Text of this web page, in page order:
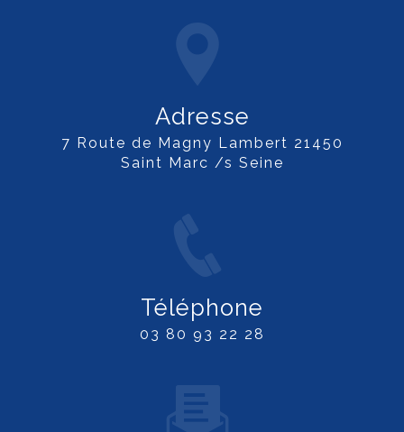
Adresse
7 Route de Magny Lambert 21450
Saint Marc /s Seine
Téléphone
03 80 93 22 28